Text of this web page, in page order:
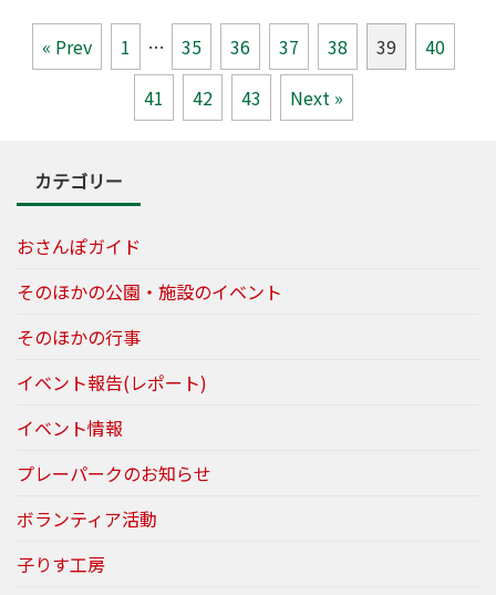
« Prev 1 … 35 36 37 38 39
40
41
42 43 Next »
カテゴリー
おさんぽガイド
そのほかの公園・施設のイベント
そのほかの行事
イベント報告(レポート)
イベント情報
プレーパークのお知らせ
ボランティア活動
子りす工房